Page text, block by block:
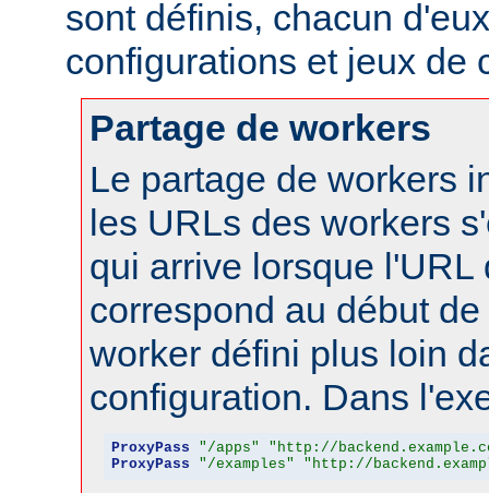
sont définis, chacun
configurations et jeux de
Partage de workers
Le partage de workers
les URLs des workers
qui arrive lorsque l'URL
correspond au début
worker défini plus loin
configuration. Dans
ProxyPass "/apps"
"http://
ProxyPass
"/examples" "http://